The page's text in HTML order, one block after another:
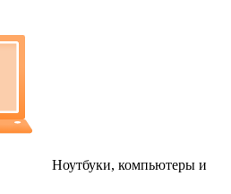
Ноутбуки, компьютеры и